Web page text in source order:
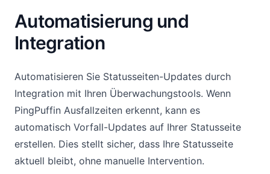
Automatisierung und
Integration
Automatisieren Sie Statusseiten-Updates durch
Integration mit Ihren Überwachungstools. Wenn
PingPuffin Ausfallzeiten erkennt, kann es
automatisch Vorfall-Updates auf Ihrer Statusseite
erstellen. Dies stellt sicher, dass Ihre Statusseite
aktuell bleibt, ohne manuelle Intervention.